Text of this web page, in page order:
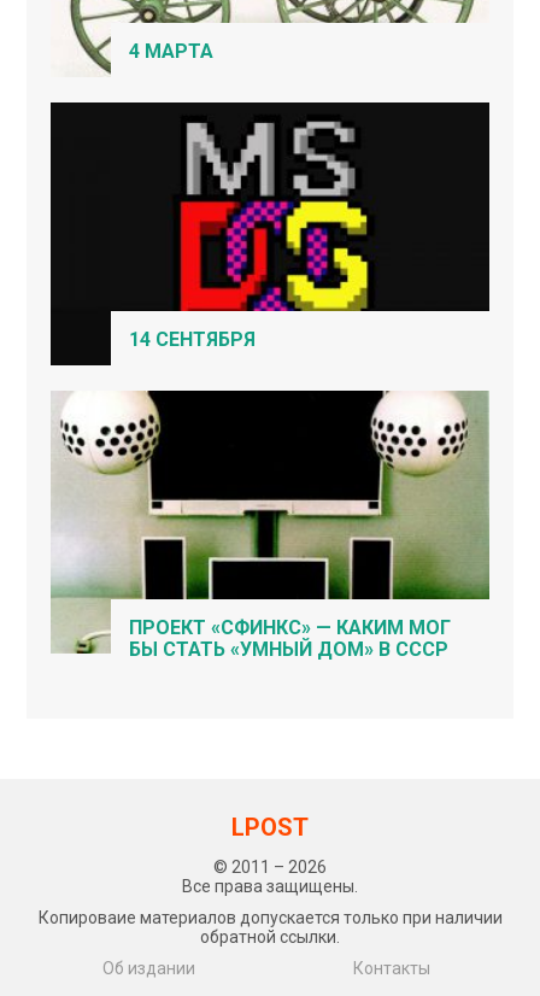
4 МАРТА
14 СЕНТЯБРЯ
ПРОЕКТ «СФИНКС» — КАКИМ МОГ
БЫ СТАТЬ «УМНЫЙ ДОМ» В СССР
LPOST
© 2011 – 2026
Все права защищены.
Копироваие материалов допускается только при наличии
обратной ссылки.
Об издании
Контакты